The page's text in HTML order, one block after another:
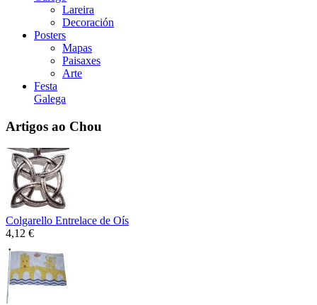
Lareira
Decoración
Posters
Mapas
Paisaxes
Arte
Festa
Galega
Artigos ao Chou
Colgarello Entrelace de Oís
4,12 €